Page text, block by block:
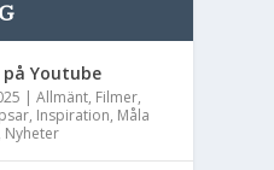
Youtube
|Allmänt, Filmer,
, Inspiration, Måla
Nyheter